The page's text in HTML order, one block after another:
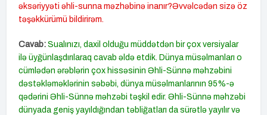
əksəriyyəti əhli-sunna məzhəbinə inanır?Əvvəlcədən sizə öz
təşəkkürümü bildirirəm.
Cavab:Sualınızı, daxil olduğu müddətdən bir çox versiyalar
ilə üyğünlaşdırılaraq cavab əldə etdik. Dünya müsəlmanları o
cümlədən ərəblərin çox hissəsinin Əhli-Sünnə məhzəbini
dəstəkləməklərinin səbəbi, dünya müsəlmanlarının 95%-ə
qədərini Əhli-Sünnə məhzəbi təşkil edir. Əhli-Sünnə məhzəbi
dünyada geniş yayıldığından təbliğatları da sürətlə yayılır və